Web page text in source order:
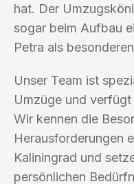
hat. Der
sogar beim Aufbau
Petra als
Unser Team ist
Umzüge und
Wir kennen die
Herausforderungen
Kaliningrad und
persönlichen